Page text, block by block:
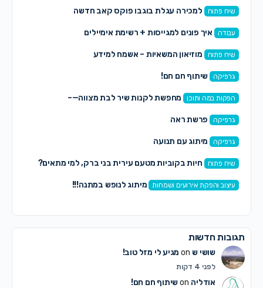
שיח פתוח למכירה עגלת בוגבו פוקס קאב חדשה
עבודה איך פונים למגייסות + רשימת אימיילים
שיח פתוח מוזיאון המשאיות – אשמח למידע
גרפיקה שיתוף חם חם!
הפקות במה ותוכן מחפשת לקנות שיר לבת מצווה—–
גרפיקה פרשת ראה
גרפיקה מיתוג עם תנועה
שיח פתוח חיות בקוביות מטעם עירית בני ברק, למי מתאים?
עיצוב והפקת אירועים ושמחות מיתוג לנופש במתנה!!!
תגובות חדשות
שושי ש מגיע לי מזל טוב!
לפני 4 דקות
אודליה שיתוף חם חם!